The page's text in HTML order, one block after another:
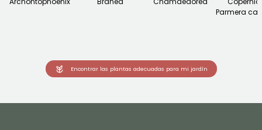
Parmera
Encontrar las plantas adecuadas para mi jardín